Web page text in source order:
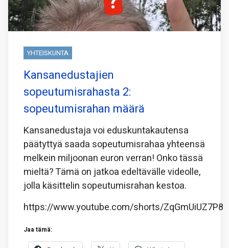
YHTEISKUNTA
Kansanedustajien
sopeutumisrahasta 2:
sopeutumisrahan määrä
Kansanedustaja voi eduskuntakautensa
päätyttyä saada sopeutumisrahaa yhteensä
melkein miljoonan euron verran! Onko tässä
mieltä? Tämä on jatkoa edeltävälle videolle,
jolla käsittelin sopeutumisrahan kestoa.
https://www.youtube.com/shorts/ZqGmUiUZ7P8
Jaa tämä: